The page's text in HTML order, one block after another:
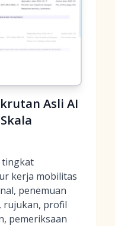
Asli AI
tingkat
kerja mobilitas
penemuan
rujukan, profil
pemeriksaan